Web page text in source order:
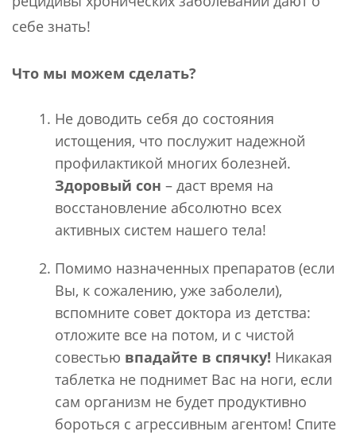
себе знать!
Что мы можем сделать?
Не доводить себя до состояния
истощения, что послужит надежной
профилактикой многих болезней.
Здоровый сон – даст время на
восстановление абсолютно всех
активных систем нашего тела!
Помимо назначенных препаратов (если
Вы, к сожалению, уже заболели),
вспомните совет доктора из детства:
отложите все на потом, и с чистой
совестью впадайте в спячку! Никакая
таблетка не поднимет Вас на ноги, если
сам организм не будет продуктивно
бороться с агрессивным агентом! Спите